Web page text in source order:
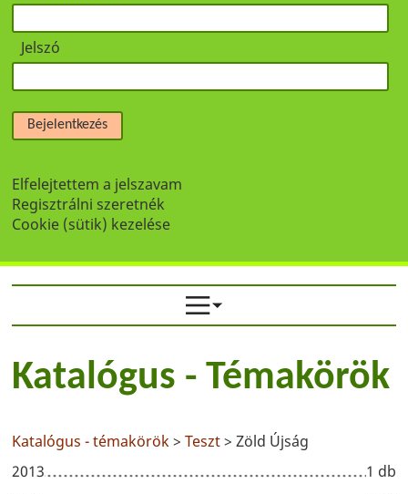
Jelszó
Bejelentkezés
Elfelejtettem a jelszavam
Regisztrálni szeretnék
Cookie (sütik) kezelése
Katalógus - Témakörök
Katalógus - témakörök>Teszt> Zöld Újság
2013
1 db